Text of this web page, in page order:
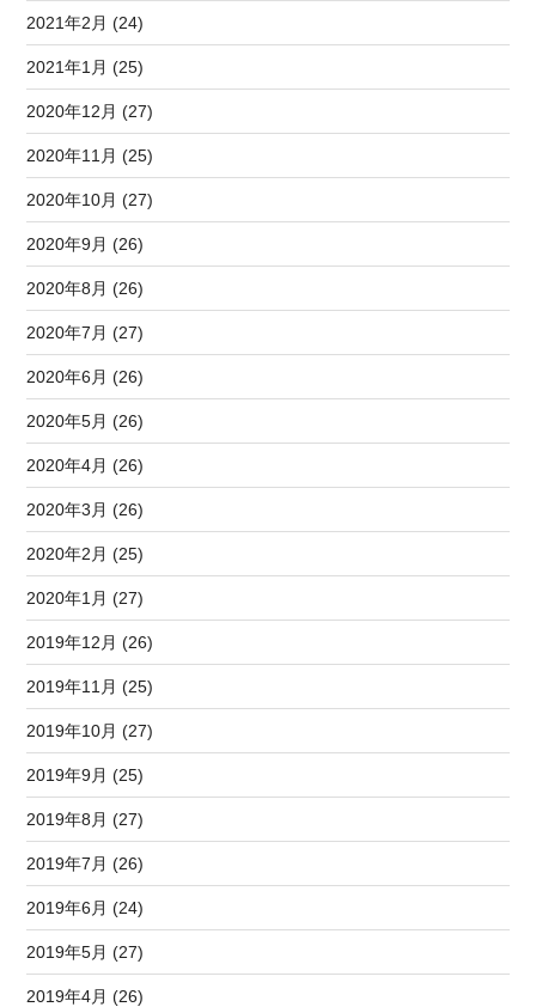
2021年2月 (24)
2021年1月 (25)
2020年12月 (27)
2020年11月 (25)
2020年10月 (27)
2020年9月 (26)
2020年8月 (26)
2020年7月 (27)
2020年6月 (26)
2020年5月 (26)
2020年4月 (26)
2020年3月 (26)
2020年2月 (25)
2020年1月 (27)
2019年12月 (26)
2019年11月 (25)
2019年10月 (27)
2019年9月 (25)
2019年8月 (27)
2019年7月 (26)
2019年6月 (24)
2019年5月 (27)
2019年4月 (26)